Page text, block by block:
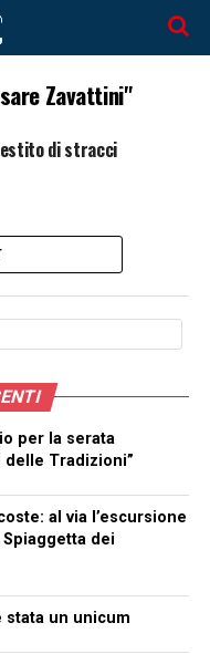
Zavattini"
di stracci
per la serata
delle Tradizioni”
al via l’escursione
dei
stata un unicum